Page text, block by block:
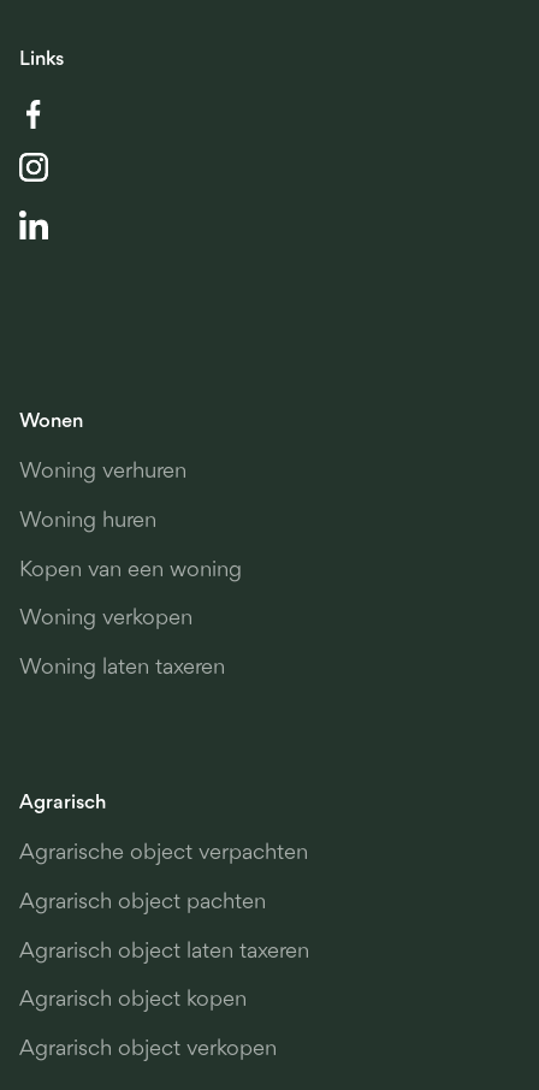
Links
Wonen
Woning verhuren
Woning huren
Kopen van een woning
Woning verkopen
Woning laten taxeren
Agrarisch
Agrarische object verpachten
Agrarisch object pachten
Agrarisch object laten taxeren
Agrarisch object kopen
Agrarisch object verkopen